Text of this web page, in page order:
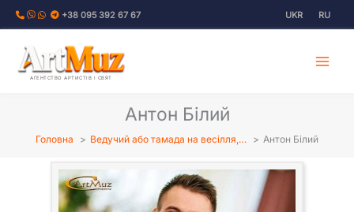
Перейти
+38 095 392 67 67 UKR RU
АГЕНТСТВО АРТИСТІВ І СВЯТ
Антон Білий
Головна Ведучий або тамада на весілля,… Антон Білий